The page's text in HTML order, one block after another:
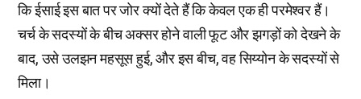
कि ईसाई इस बात पर जोर क्यों देते हैं कि केवल एक ही परमेश्वर हैं।
चर्च के सदस्यों के बीच अक्सर होने वाली फूट और झगड़ों को देखने के
बाद, उसे उलझन महसूस हुई, और इस बीच, वह सिय्योन के सदस्यों से
मिला।